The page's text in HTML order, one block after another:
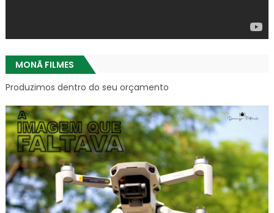
MONÃ FILMES
Produzimos dentro do seu orçamento